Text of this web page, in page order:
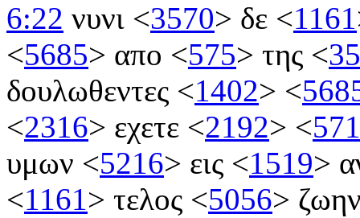
6:22 νυνι <3570> δε <1161
<5685> απο <575> της <
δουλωθεντες <1402> <
<2316> εχετε <2192> <
υμων <5216> εις <1519>
<1161> τελος <5056>